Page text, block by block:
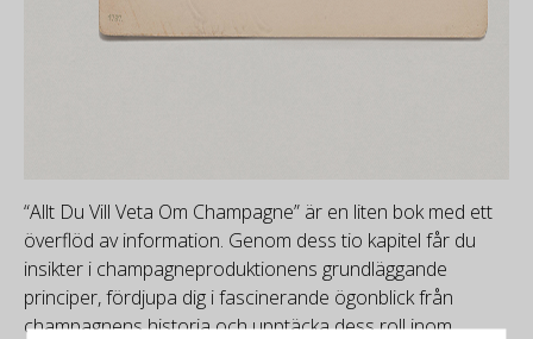
“Allt Du Vill Veta Om Champagne” är en liten bok med ett
överflöd av information. Genom dess tio kapitel får du
insikter i champagneproduktionens grundläggande
principer, fördjupa dig i fascinerande ögonblick från
champagnens historia och upptäcka dess roll inom